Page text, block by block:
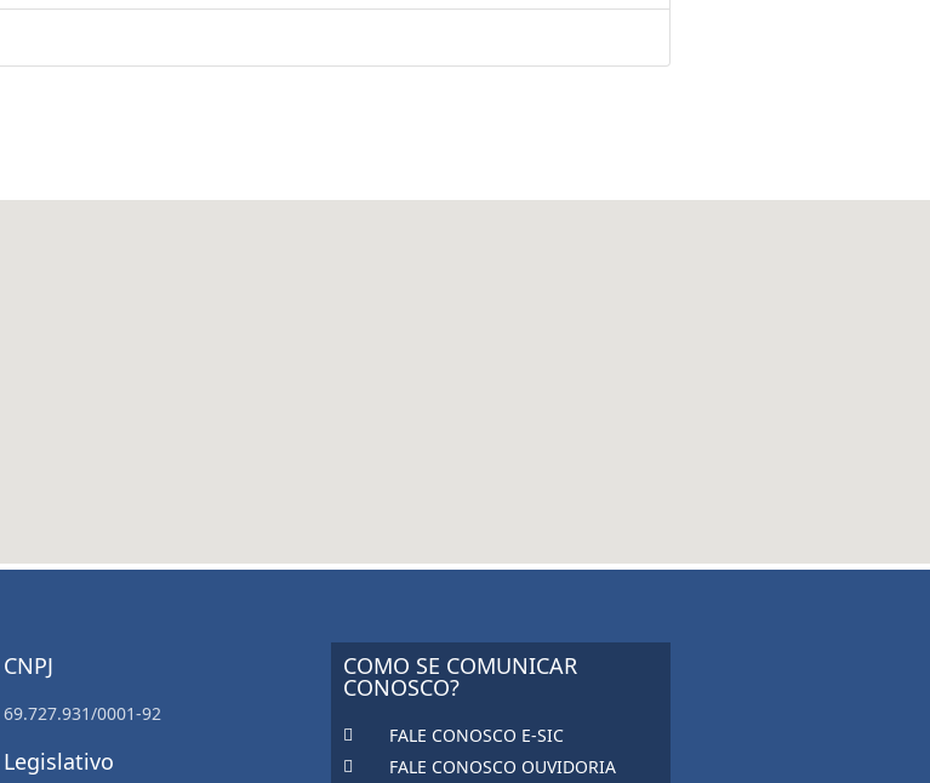
CNPJ
69.727.931/0001-92
Legislativo
COMO SE COMUNICAR
CONOSCO?
FALE CONOSCO E-SIC
FALE CONOSCO OUVIDORIA